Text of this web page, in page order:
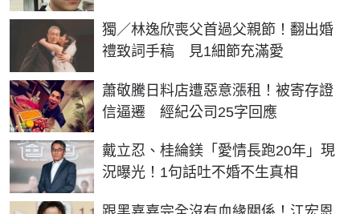
獨／林逸欣喪父首過父親節！翻出婚
禮致詞手稿 見1細節充滿愛
蕭敬騰日料店遭惡意漲租！被寄存證
信逼遷 經紀公司25字回應
戴立忍、桂綸鎂「愛情長跑20年」現
況曝光！1句話吐不婚不生真相